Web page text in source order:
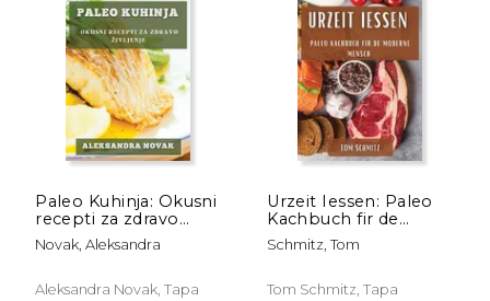
Paleo Kuhinja: Okusni
recepti za zdravo
zivljenje (en
Esloveno)
Novak, Aleksandra
Aleksandra Novak, Tapa
Urzeit Iessen: Paleo
Kachbuch fir de
moderne Mënsch (en
Luxemburgués)
Schmitz, Tom
Tom Schmitz, Tapa